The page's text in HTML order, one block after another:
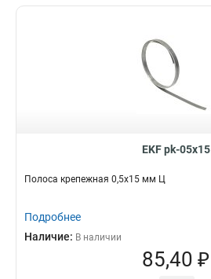
EKF pk-05x15
Полоса крепежная 0,5x15 мм Ц
Подробнее
Наличие: В наличии
85,40 ₽